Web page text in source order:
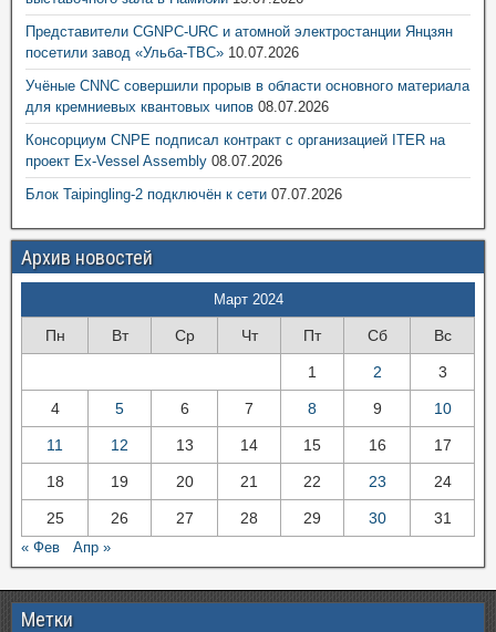
Представители CGNPC-URC и атомной электростанции Янцзян
посетили завод «Ульба-ТВС» 10.07.2026
Учёные CNNC совершили прорыв в области основного материала
для кремниевых квантовых чипов 08.07.2026
Консорциум CNPE подписал контракт с организацией ITER на
проект Ex-Vessel Assembly 08.07.2026
Блок Taipingling-2 подключён к сети 07.07.2026
Архив новостей
Март 2024
Пн Вт Ср Чт Пт Сб Вс
1 2 3
4 5 6 7 8 9 10
11 12 13 14 15 16 17
18 19 20 21 22 23 24
25 26 27 28 29 30 31
« Фев Апр »
Метки